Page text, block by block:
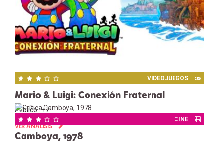
VIDEOJUEGOS
Mario & Luigi: Conexión Fraternal
Público : +7
VER ANÁLISIS
CINE
Camboya, 1978